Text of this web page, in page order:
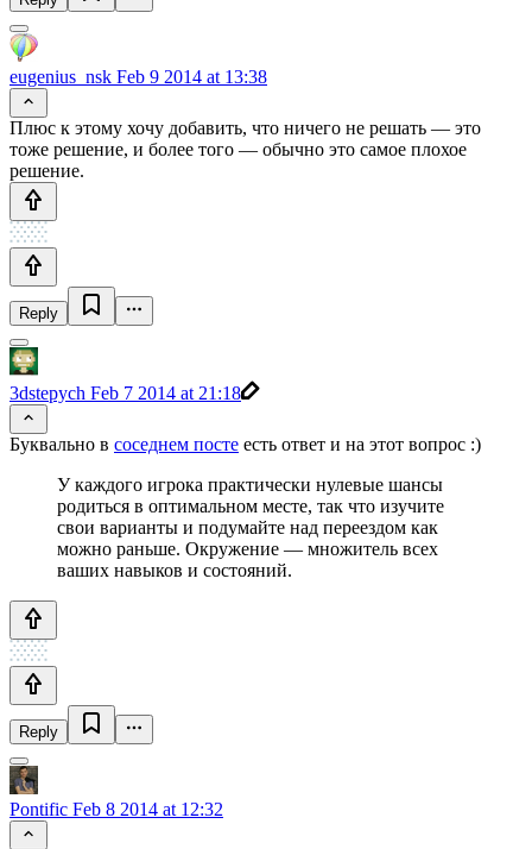
eugenius_nsk Feb 9 2014 at 13:38
Плюс к этому хочу добавить, что ничего не решать — это
тоже решение, и более того — обычно это самое плохое
решение.
Reply
3dstepych Feb 7 2014 at 21:18
Буквально в соседнем посте есть ответ и на этот вопрос :)
У каждого игрока практически нулевые шансы
родиться в оптимальном месте, так что изучите
свои варианты и подумайте над переездом как
можно раньше. Окружение — множитель всех
ваших навыков и состояний.
Reply
Pontific Feb 8 2014 at 12:32